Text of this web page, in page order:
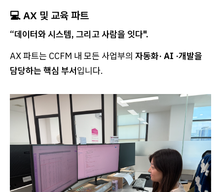
💻 AX 및 교육 파트
“데이터와 시스템, 그리고 사람을 잇다".
AX 파트는 CCFM 내 모든 사업부의 자동화· AI ·개발을
담당하는 핵심 부서입니다.